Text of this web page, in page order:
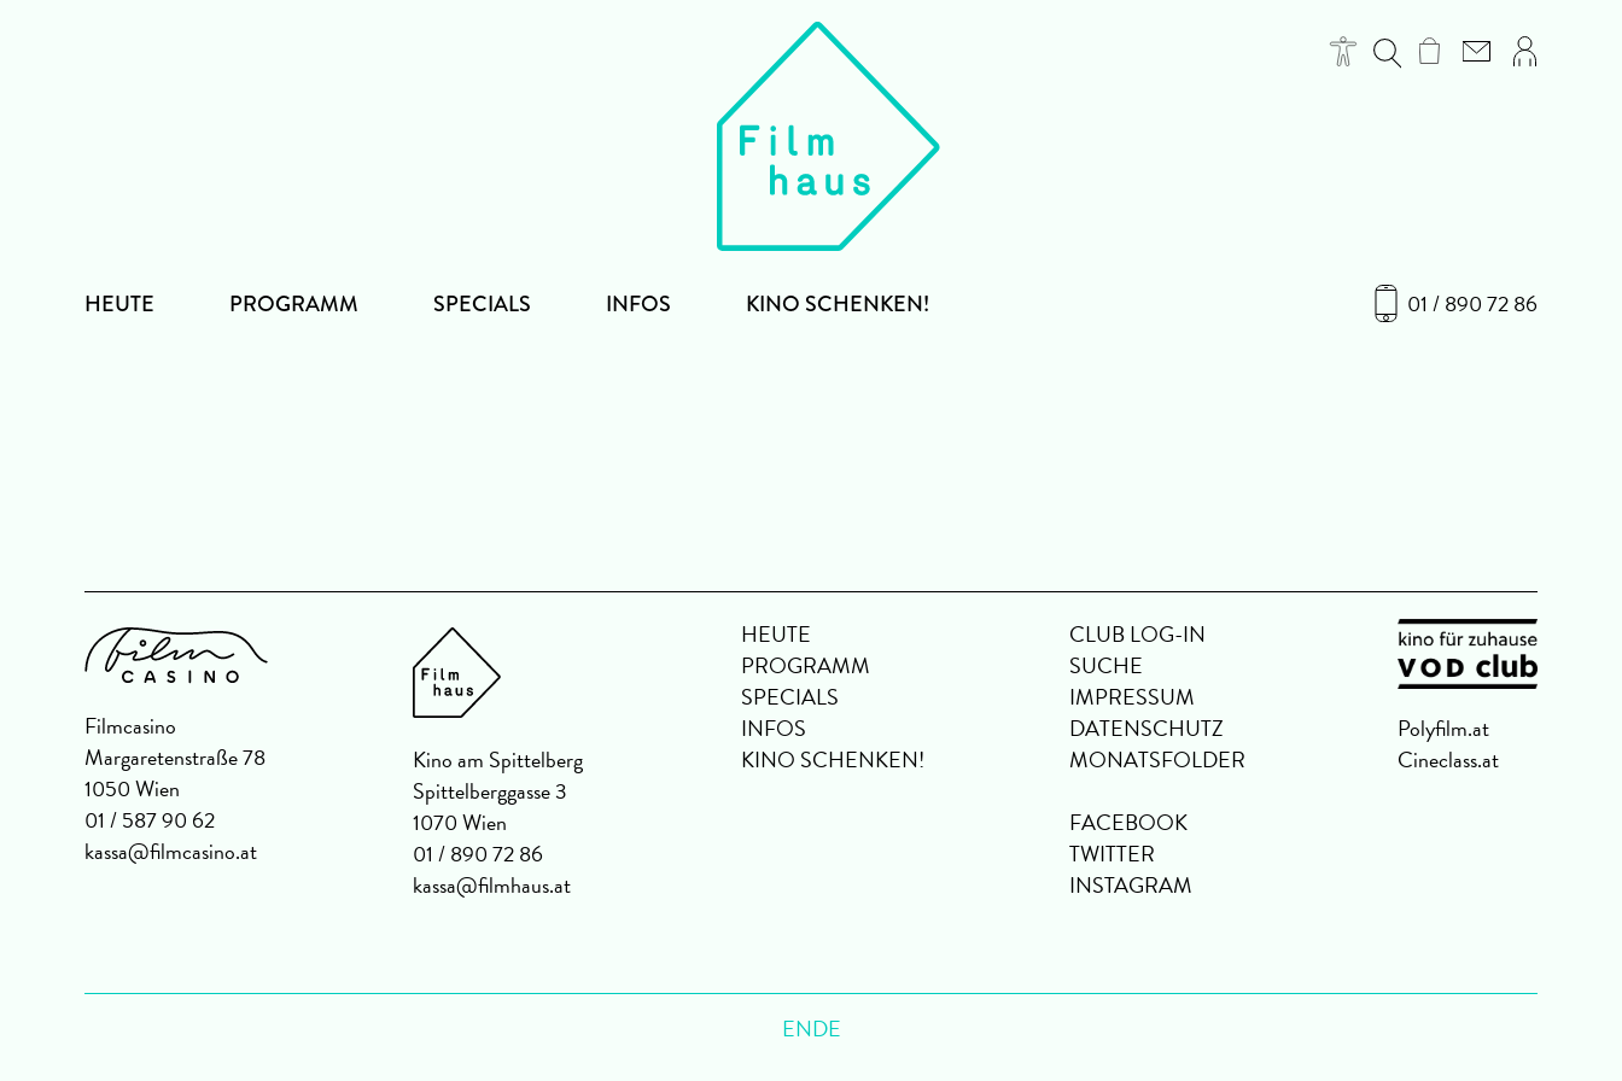
01 / 890 72 86
HEUTE PROGRAMM SPECIALS INFOS KINO SCHENKEN!
Filmcasino
Margaretenstraße 78
1050 Wien
01 / 587 90 62
kassa@filmcasino.at
Kino am Spittelberg
Spittelberggasse 3
1070 Wien
01 / 890 72 86
kassa@filmhaus.at
HEUTE
PROGRAMM
SPECIALS
INFOS
KINO SCHENKEN!
CLUB LOG-IN
SUCHE
IMPRESSUM
DATENSCHUTZ
MONATSFOLDER
FACEBOOK
TWITTER
INSTAGRAM
Polyfilm.at
Cineclass.at
ENDE